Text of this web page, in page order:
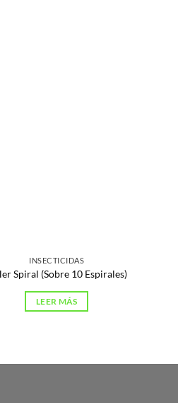
INSECTICIDAS
Spiral (Sobre 10 Espirales)
LEER MÁS